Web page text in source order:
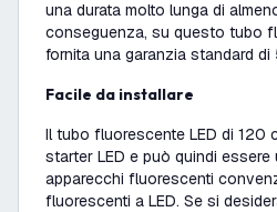
una durata molto lunga di
conseguenza, su questo tubo
fornita una garanzia standard di
Facile da installare
Il tubo fluorescente LED di 120
starter LED e può quindi
apparecchi fluorescenti
fluorescenti a LED. Se si